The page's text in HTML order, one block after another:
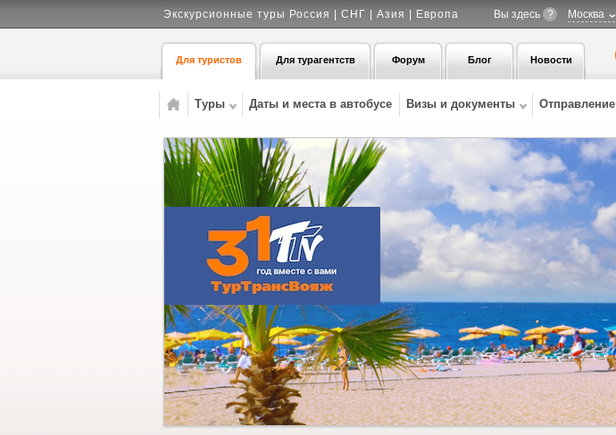
Экскурсионные туры Россия | СНГ | Азия | Европа Вы здесь ? Москва
Для туристов Для турагентств Форум Блог Новости
Туры Даты и места в автобусе Визы и документы Отправление